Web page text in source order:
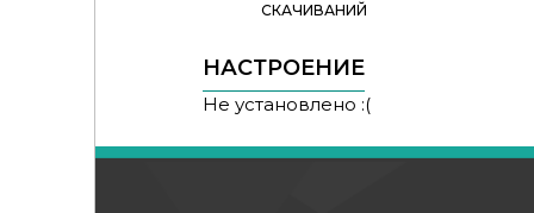
СКАЧИВАНИЙ
НАСТРОЕНИЕ
Не установлено :(